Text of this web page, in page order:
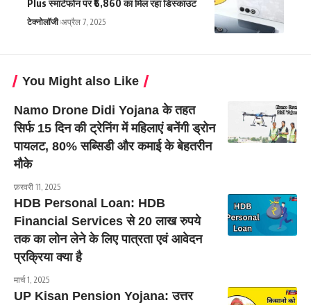
Plus स्मार्टफोन पर ₹6,860 का मिल रहा डिस्काउंट
टेक्नोलॉजी अप्रैल 7, 2025
You Might also Like
Namo Drone Didi Yojana के तहत
सिर्फ 15 दिन की ट्रेनिंग में महिलाएं बनेंगी ड्रोन
पायलट, 80% सब्सिडी और कमाई के बेहतरीन
मौके
फ़रवरी 11, 2025
HDB Personal Loan: HDB
Financial Services से 20 लाख रुपये
तक का लोन लेने के लिए पात्रता एवं आवेदन
प्रक्रिया क्या है
मार्च 1, 2025
UP Kisan Pension Yojana: उत्तर